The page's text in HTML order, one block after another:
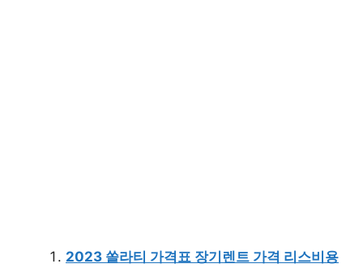
2023 쏠라티 가격표 장기렌트 가격 리스비용